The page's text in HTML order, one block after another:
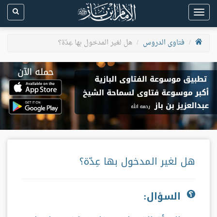
Toggle
navigation
فتاوى الدروس
هل لغير المدخول بها عِدّة؟
هل لغير المدخول بها عِدّة؟
السؤال: